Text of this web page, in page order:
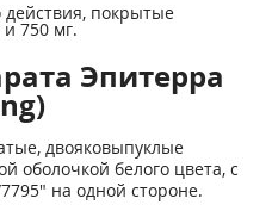
действия, покрытые
750 мг.
Эпитерра
двояковыпуклые
оболочкой белого цвета, с
на одной стороне.